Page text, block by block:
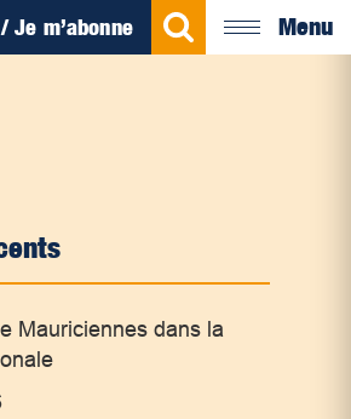
Je m’abonne Menu
Mauriciennes dans la